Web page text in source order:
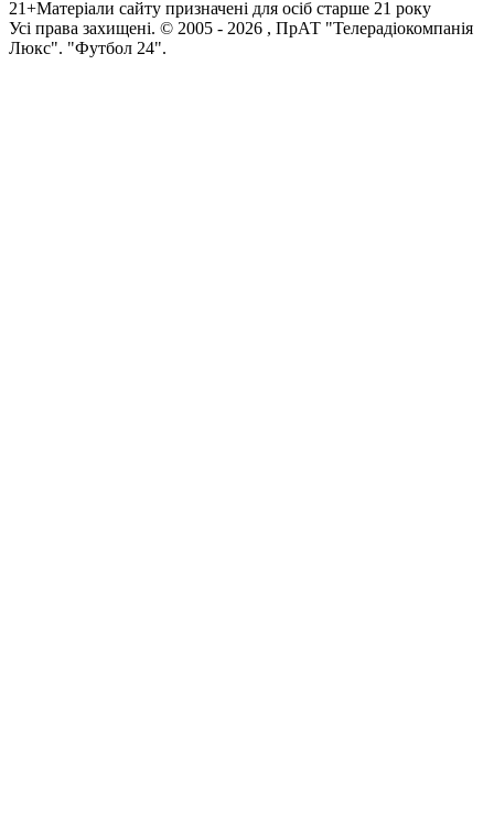
21+Матеріали сайту призначені для осіб старше 21 року
Усi права захищенi. © 2005 - 2026 , ПрАТ "Телерадіокомпанія
Люкс". "Футбол 24".